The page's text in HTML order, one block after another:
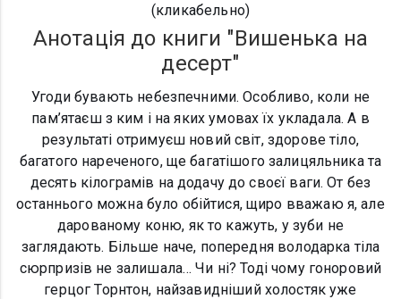
(кликабельно)
Анотація до книги "Вишенька на
десерт"
Угоди бувають небезпечними. Особливо, коли не
пам’ятаєш з ким і на яких умовах їх укладала. А в
результаті отримуєш новий світ, здорове тіло,
багатого нареченого, ще багатішого залицяльника та
десять кілограмів на додачу до своєї ваги. От без
останнього можна було обійтися, щиро вважаю я, але
дарованому коню, як то кажуть, у зуби не
заглядають. Більше наче, попередня володарка тіла
сюрпризів не залишала… Чи ні? Тоді чому гоноровий
герцог Торнтон, найзавидніший холостяк уже